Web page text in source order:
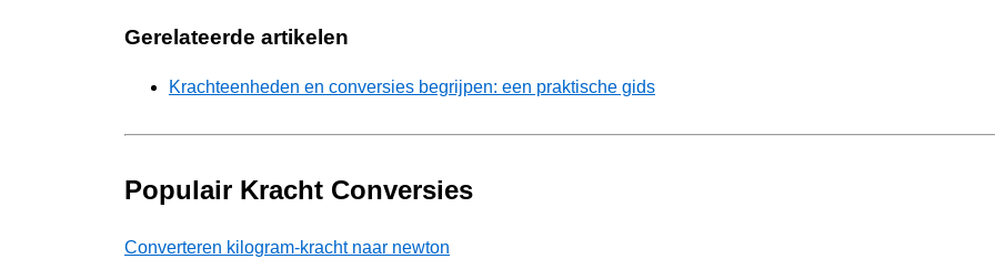
Gerelateerde artikelen
Krachteenheden en conversies begrijpen: een praktische gids
Populair Kracht Conversies
Converteren kilogram-kracht naar newton